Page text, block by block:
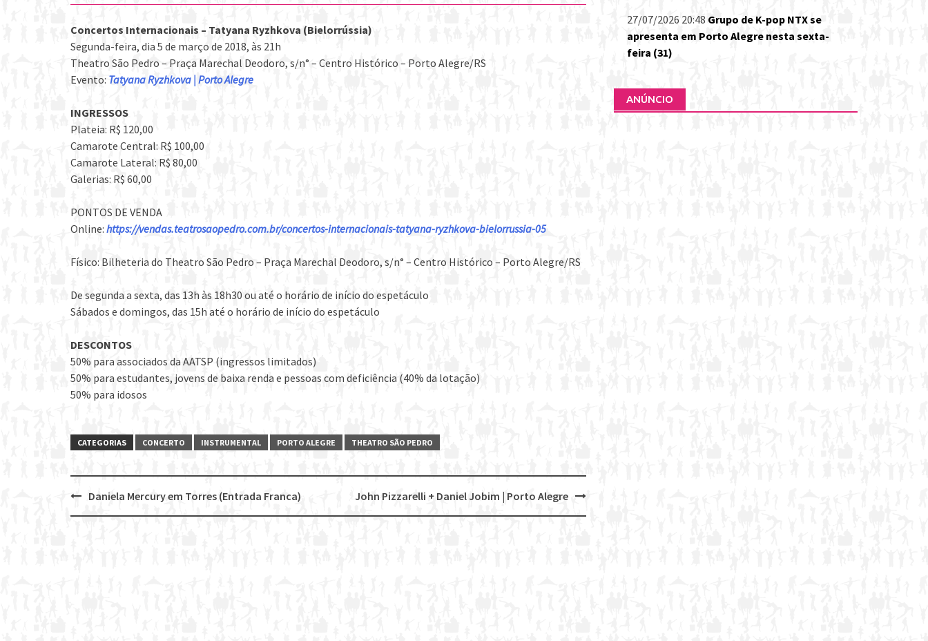
Concertos Internacionais – Tatyana Ryzhkova (Bielorrússia)
Segunda-feira, dia 5 de março de 2018, às 21h
Theatro São Pedro – Praça Marechal Deodoro, s/n° – Centro Histórico – Porto Alegre/RS
Evento: Tatyana Ryzhkova | Porto Alegre
INGRESSOS
Plateia: R$ 120,00
Camarote Central: R$ 100,00
Camarote Lateral: R$ 80,00
Galerias: R$ 60,00
PONTOS DE VENDA
Online: https://vendas.teatrosaopedro.com.br/concertos-internacionais-tatyana-ryzhkova-bielorrussia-05
Físico: Bilheteria do Theatro São Pedro – Praça Marechal Deodoro, s/n° – Centro Histórico – Porto Alegre/RS
De segunda a sexta, das 13h às 18h30 ou até o horário de início do espetáculo
Sábados e domingos, das 15h até o horário de início do espetáculo
DESCONTOS
50% para associados da AATSP (ingressos limitados)
50% para estudantes, jovens de baixa renda e pessoas com deficiência (40% da lotação)
50% para idosos
CATEGORIAS CONCERTO INSTRUMENTAL PORTO ALEGRE THEATRO SÃO PEDRO
Post
John Pizzarelli + Daniel Jobim | Porto Alegre
Daniela Mercury em Torres (Entrada Franca)
27/07/2026 20:48 Grupo de K-pop NTX se
apresenta em Porto Alegre nesta sexta-
feira (31)
ANÚNCIO